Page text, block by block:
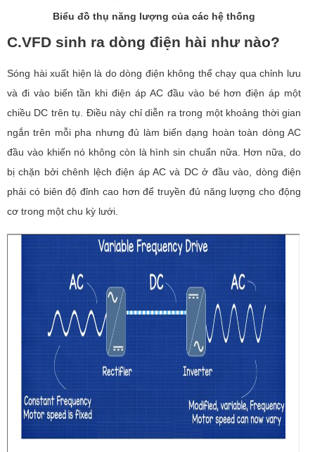
Biểu đồ thụ năng lượng của các hệ thống
C.VFD sinh ra dòng điện hài như nào?
Sóng hài xuất hiện là do dòng điện không thể chạy qua chỉnh lưu
và đi vào biến tần khi điện áp AC đầu vào bé hơn điện áp một
chiều DC trên tụ. Điều này chỉ diễn ra trong một khoảng thời gian
ngắn trên mỗi pha nhưng đủ làm biến dạng hoàn toàn dòng AC
đầu vào khiến nó không còn là hình sin chuẩn nữa. Hơn nữa, do
bị chặn bởi chênh lệch điện áp AC và DC ở đầu vào, dòng điện
phải có biên độ đỉnh cao hơn để truyền đủ năng lượng cho động
cơ trong một chu kỳ lưới.